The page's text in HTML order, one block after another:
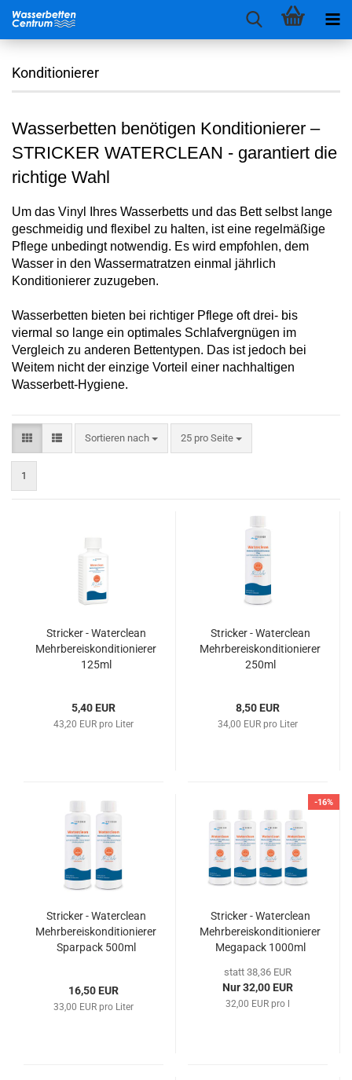
Konditionierer
Wasserbetten benötigen Konditionierer –
STRICKER WATERCLEAN - garantiert die
richtige Wahl
Um das Vinyl Ihres Wasserbetts und das Bett selbst lange
geschmeidig und flexibel zu halten, ist eine regelmäßige
Pflege unbedingt notwendig. Es wird empfohlen, dem
Wasser in den Wassermatratzen einmal jährlich
Konditionierer zuzugeben.
Wasserbetten bieten bei richtiger Pflege oft drei- bis
viermal so lange ein optimales Schlafvergnügen im
Vergleich zu anderen Bettentypen. Das ist jedoch bei
Weitem nicht der einzige Vorteil einer nachhaltigen
Wasserbett-Hygiene.
Sortieren nach
Sortieren nach 25 pro Seite
pro Seite
1
Stricker - Waterclean
Mehrbereiskonditionierer
125ml
5,40 EUR
43,20 EUR pro Liter
Stricker - Waterclean
Mehrbereiskonditionierer
250ml
8,50 EUR
34,00 EUR pro Liter
Stricker - Waterclean
Mehrbereiskonditionierer
Sparpack 500ml
16,50 EUR
33,00 EUR pro Liter
-16%
Stricker - Waterclean
Mehrbereiskonditionierer
Megapack 1000ml
statt 38,36 EUR
Nur 32,00 EUR
32,00 EUR pro l